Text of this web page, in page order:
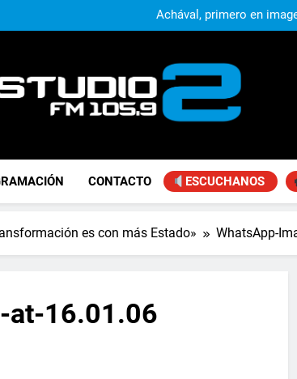
Kicillof: “Se logró que Nación
Kicillof: “Se logró que Nación
Estudio 2
CONTACTO ESCUCHANOS
es con más Estado» WhatsApp-
at-16.01.06